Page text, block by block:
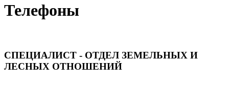
Телефоны
СПЕЦИАЛИСТ - ОТДЕЛ ЗЕМЕЛЬНЫХ И
ЛЕСНЫХ ОТНОШЕНИЙ